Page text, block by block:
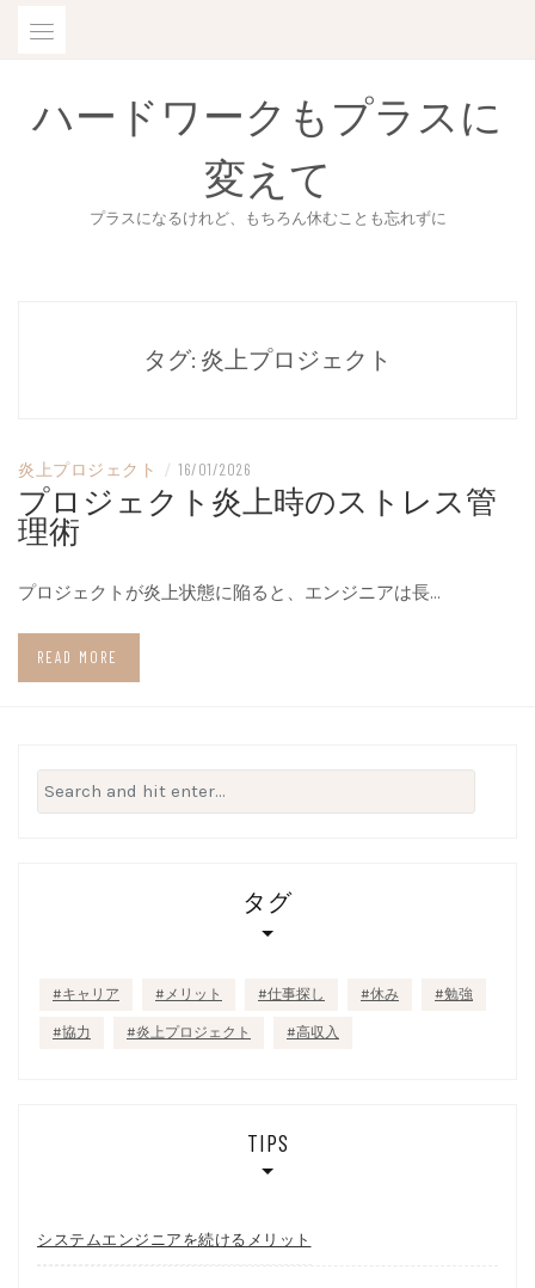
ハードワークもプラスに
変えて
プラスになるけれど、もちろん休むことも忘れずに
タグ: 炎上プロジェクト
炎上プロジェクト / 16/01/2026
プロジェクト炎上時のストレス管
理術
プロジェクトが炎上状態に陥ると、エンジニアは長…
READ MORE
Search
for:
タグ
キャリア メリット 仕事探し 休み 勉強
協力 炎上プロジェクト 高収入
TIPS
システムエンジニアを続けるメリット